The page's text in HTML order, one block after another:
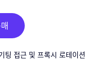
팅 접근 및 프록시 로테이션